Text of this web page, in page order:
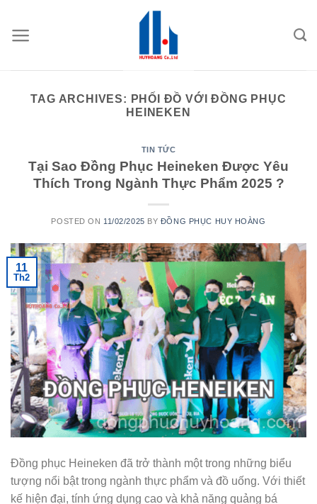
content
TAG ARCHIVES: PHỐI ĐỒ VỚI ĐỒNG PHỤC
HEINEKEN
TIN TỨC
Tại Sao Đồng Phục Heineken Được Yêu
Thích Trong Ngành Thực Phẩm 2025 ?
POSTED ON 11/02/2025 BY ĐỒNG PHỤC HUY HOÀNG
11
Th2
Đồng phục Heineken đã trở thành một trong những biểu
tượng nổi bật trong ngành thực phẩm và đồ uống. Với thiết
kế hiện đại, tính ứng dụng cao và khả năng quảng bá